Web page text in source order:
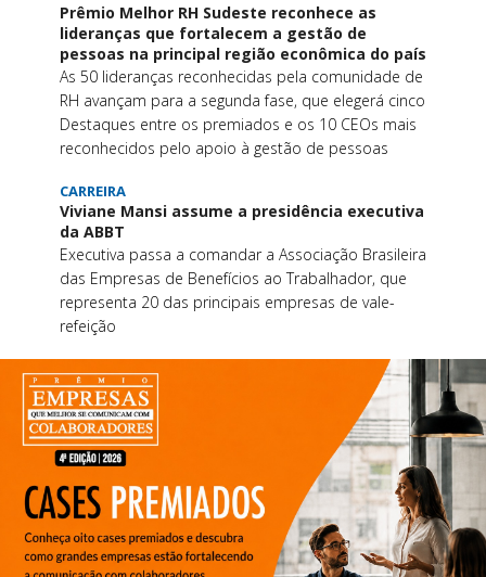
Prêmio Melhor RH Sudeste reconhece as
lideranças que fortalecem a gestão de
pessoas na principal região econômica do país
As 50 lideranças reconhecidas pela comunidade de
RH avançam para a segunda fase, que elegerá cinco
Destaques entre os premiados e os 10 CEOs mais
reconhecidos pelo apoio à gestão de pessoas
CARREIRA
Viviane Mansi assume a presidência executiva
da ABBT
Executiva passa a comandar a Associação Brasileira
das Empresas de Benefícios ao Trabalhador, que
representa 20 das principais empresas de vale-
refeição